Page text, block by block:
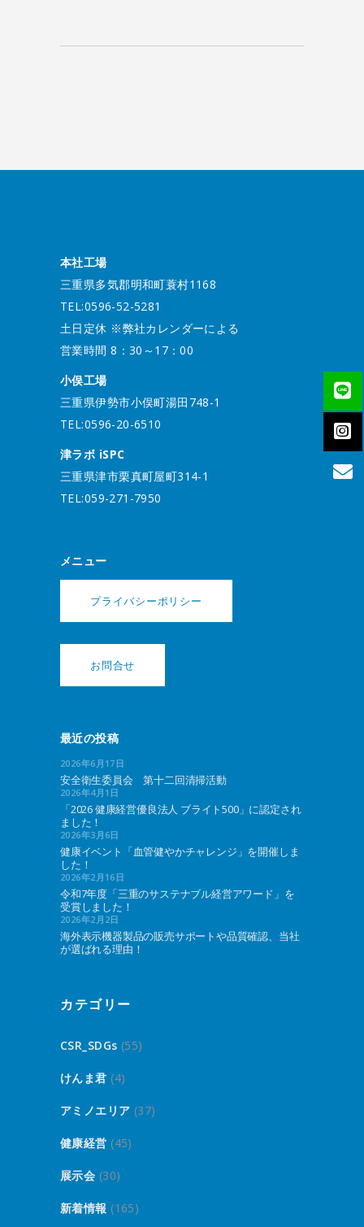
本社工場
三重県多気郡明和町蓑村1168
TEL:0596-52-5281
土日定休 ※弊社カレンダーによる
営業時間 8：30～17：00
小俣工場
三重県伊勢市小俣町湯田748-1
TEL:0596-20-6510
津ラボ iSPC
三重県津市栗真町屋町314-1
TEL:059-271-7950
メニュー
プライバシーポリシー
お問合せ
最近の投稿
2026年6月17日
安全衛生委員会 第十二回清掃活動
2026年4月1日
「2026 健康経営優良法人 ブライト500」に認定され
ました！
2026年3月6日
健康イベント「血管健やかチャレンジ」を開催しま
した！
2026年2月16日
令和7年度「三重のサステナブル経営アワード」を
受賞しました！
2026年2月2日
海外表示機器製品の販売サポートや品質確認、当社
が選ばれる理由！
カテゴリー
CSR_SDGs (55)
けんま君 (4)
アミノエリア (37)
健康経営 (45)
展示会 (30)
新着情報 (165)